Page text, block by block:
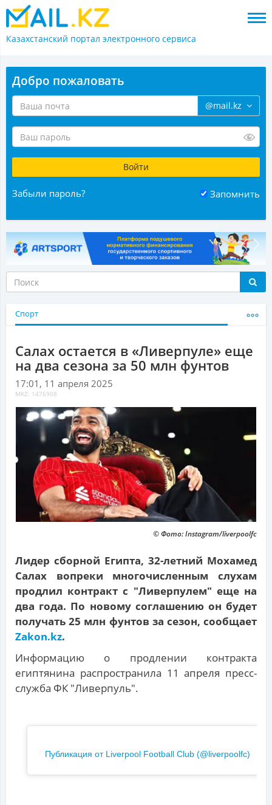
Казахстанский портал электронного сервиса
Добро пожаловать
@mail.kz
Забыли пароль? Запомнить
Спорт
Салах остается в «Ливерпуле» еще
на два сезона за 50 млн фунтов
17:01, 11 апреля 2025
MKZ: 1476908
© Фото: Instagram/liverpoolfc
Лидер сборной Египта, 32-летний Мохамед
Салах вопреки многочисленным слухам
продлил контракт с "Ливерпулем" еще на
два года. По новому соглашению он будет
получать 25 млн фунтов за сезон, сообщает
Zakon.kz.
Информацию о продлении контракта
египтянина распространила 11 апреля пресс-
служба ФК "Ливерпуль".
Публикация от Liverpool Football Club (@liverpoolfc)